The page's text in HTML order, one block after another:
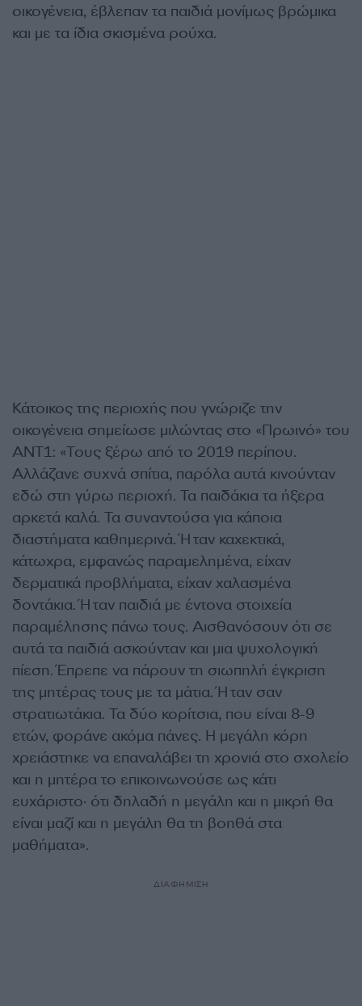
οικογένεια, έβλεπαν τα παιδιά μονίμως βρώμικα
και με τα ίδια σκισμένα ρούχα.
Κάτοικος της περιοχής που γνώριζε την
οικογένεια σημείωσε μιλώντας στο «Πρωινό» του
ΑΝΤ1: «Τους ξέρω από το 2019 περίπου.
Αλλάζανε συχνά σπίτια, παρόλα αυτά κινούνταν
εδώ στη γύρω περιοχή. Τα παιδάκια τα ήξερα
αρκετά καλά. Τα συναντούσα για κάποια
διαστήματα καθημερινά. Ήταν καχεκτικά,
κάτωχρα, εμφανώς παραμελημένα, είχαν
δερματικά προβλήματα, είχαν χαλασμένα
δοντάκια. Ήταν παιδιά με έντονα στοιχεία
παραμέλησης πάνω τους. Αισθανόσουν ότι σε
αυτά τα παιδιά ασκούνταν και μια ψυχολογική
πίεση. Έπρεπε να πάρουν τη σιωπηλή έγκριση
της μητέρας τους με τα μάτια. Ήταν σαν
στρατιωτάκια. Τα δύο κορίτσια, που είναι 8-9
ετών, φοράνε ακόμα πάνες. Η μεγάλη κόρη
χρειάστηκε να επαναλάβει τη χρονιά στο σχολείο
και η μητέρα το επικοινωνούσε ως κάτι
ευχάριστο· ότι δηλαδή η μεγάλη και η μικρή θα
είναι μαζί και η μεγάλη θα τη βοηθά στα
μαθήματα».
ΔΙΑΦΗΜΙΣΗ